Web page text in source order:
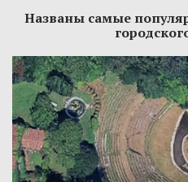
Названы самые